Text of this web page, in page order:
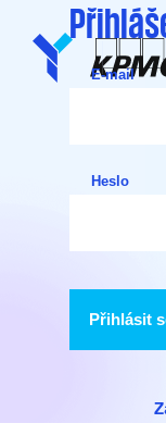
E-mail
Heslo
Přihlásit